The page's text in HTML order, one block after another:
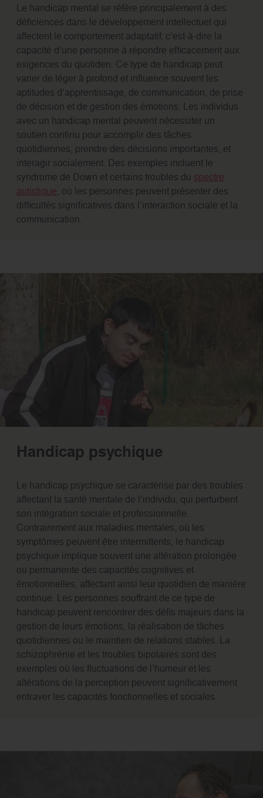
Le handicap mental se réfère principalement à des
déficiences dans le développement intellectuel qui
affectent le comportement adaptatif, c’est-à-dire la
capacité d’une personne à répondre efficacement aux
exigences du quotiden. Ce type de handicap peut
varier de léger à profond et influence souvent les
aptitudes d’apprentissage, de communication, de prise
de décision et de gestion des émotions. Les individus
avec un handicap mental peuvent nécessiter un
soutien continu pour accomplir des tâches
quotidiennes, prendre des décisions importantes, et
interagir socialement. Des exemples incluent le
syndrome de Down et certains troubles du spectre
autistique, où les personnes peuvent présenter des
difficultés significatives dans l’interaction sociale et la
communication.
Handicap psychique
Le handicap psychique se caractérise par des troubles
affectant la santé mentale de l’individu, qui perturbent
son intégration sociale et professionnelle.
Contrairement aux maladies mentales, où les
symptômes peuvent être intermittents, le handicap
psychique implique souvent une altération prolongée
ou permanente des capacités cognitives et
émotionnelles, affectant ainsi leur quotidien de manière
continue. Les personnes souffrant de ce type de
handicap peuvent rencontrer des défis majeurs dans la
gestion de leurs émotions, la réalisation de tâches
quotidiennes ou le maintien de relations stables. La
schizophrénie et les troubles bipolaires sont des
exemples où les fluctuations de l’humeur et les
altérations de la perception peuvent significativement
entraver les capacités fonctionnelles et sociales.